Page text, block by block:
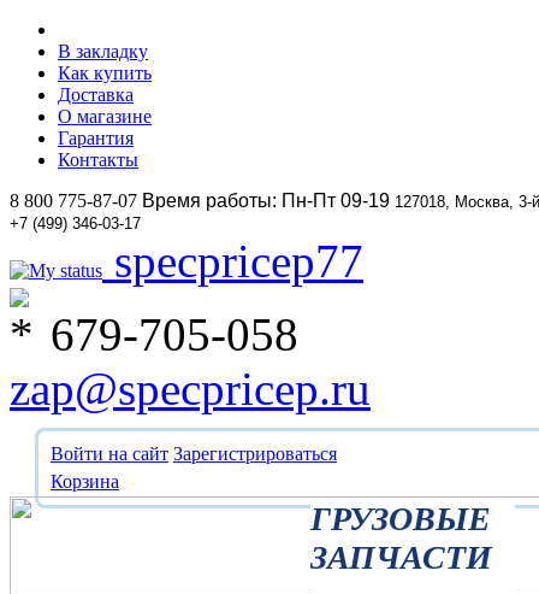
В закладку
Как купить
Доставка
О магазине
Гарантия
Контакты
8 800 775-87-07 Время работы: Пн-Пт 09-19 127018, Москва,
+7 (499) 346-03-17
specpricep77
679-705-058
zap@specpricep.ru
Войти на сайт Зарегистрироваться
Корзина
ГРУЗОВЫЕ
ЗАПЧАСТИ